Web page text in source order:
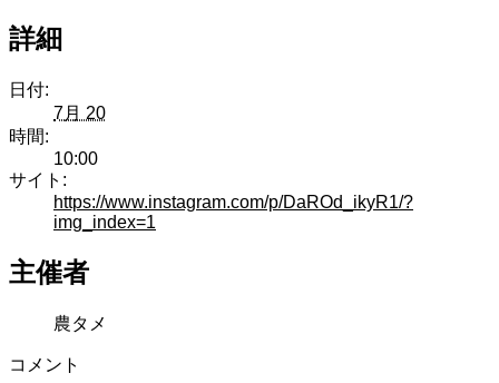
詳細
日付:
7月 20
時間:
10:00
サイト:
https://www.instagram.com/p/DaROd_ikyR1/?
img_index=1
主催者
農タメ
コメント